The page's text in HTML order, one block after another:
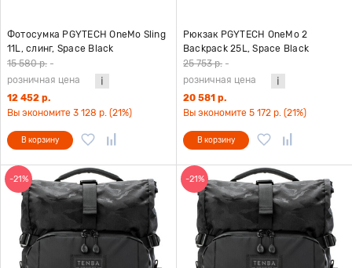
Фотосумка PGYTECH OneMo Sling
11L, слинг, Space Black
15 580 р. -
розничная цена
12 452 р.
Вы экономите 3 128 р. (21%)
В корзину
Рюкзак PGYTECH OneMo 2
Backpack 25L, Space Black
25 753 р. -
розничная цена
20 581 р.
Вы экономите 5 172 р. (21%)
В корзину
-21% -21%